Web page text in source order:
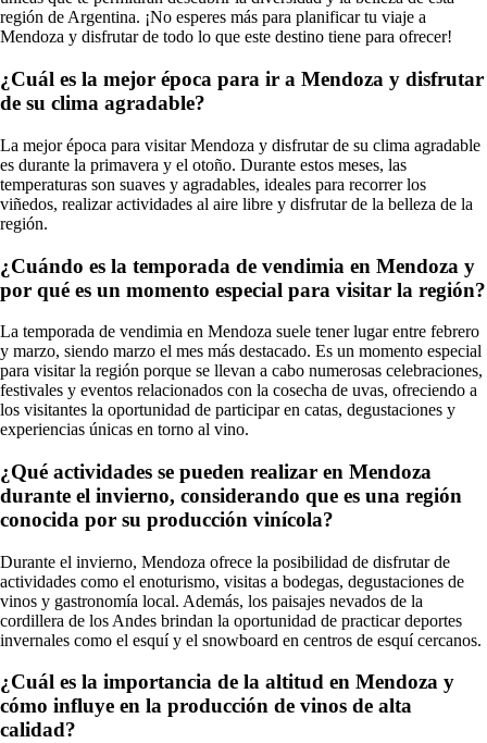
región de Argentina. ¡No esperes más para planificar tu viaje a
Mendoza y disfrutar de todo lo que este destino tiene para ofrecer!
¿Cuál es la mejor época para ir a Mendoza y disfrutar
de su clima agradable?
La mejor época para visitar Mendoza y disfrutar de su clima agradable
es durante la primavera y el otoño. Durante estos meses, las
temperaturas son suaves y agradables, ideales para recorrer los
viñedos, realizar actividades al aire libre y disfrutar de la belleza de la
región.
¿Cuándo es la temporada de vendimia en Mendoza y
por qué es un momento especial para visitar la región?
La temporada de vendimia en Mendoza suele tener lugar entre febrero
y marzo, siendo marzo el mes más destacado. Es un momento especial
para visitar la región porque se llevan a cabo numerosas celebraciones,
festivales y eventos relacionados con la cosecha de uvas, ofreciendo a
los visitantes la oportunidad de participar en catas, degustaciones y
experiencias únicas en torno al vino.
¿Qué actividades se pueden realizar en Mendoza
durante el invierno, considerando que es una región
conocida por su producción vinícola?
Durante el invierno, Mendoza ofrece la posibilidad de disfrutar de
actividades como el enoturismo, visitas a bodegas, degustaciones de
vinos y gastronomía local. Además, los paisajes nevados de la
cordillera de los Andes brindan la oportunidad de practicar deportes
invernales como el esquí y el snowboard en centros de esquí cercanos.
¿Cuál es la importancia de la altitud en Mendoza y
cómo influye en la producción de vinos de alta
calidad?